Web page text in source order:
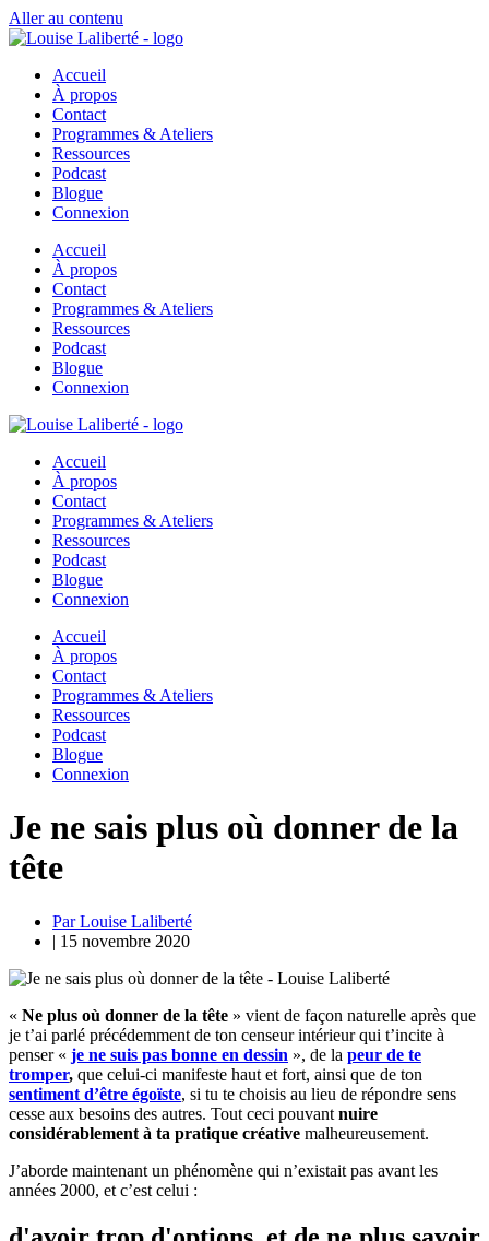
Aller au contenu
Accueil
À propos
Contact
Programmes & Ateliers
Ressources
Podcast
Blogue
Connexion
Accueil
À propos
Contact
Programmes & Ateliers
Ressources
Podcast
Blogue
Connexion
Accueil
À propos
Contact
Programmes & Ateliers
Ressources
Podcast
Blogue
Connexion
Accueil
À propos
Contact
Programmes & Ateliers
Ressources
Podcast
Blogue
Connexion
Je ne sais plus où donner de la
tête
Par Louise Laliberté
| 15 novembre 2020
« Ne plus où donner de la tête » vient de façon naturelle après que
je t’ai parlé précédemment de ton censeur intérieur qui t’incite à
penser « je ne suis pas bonne en dessin », de la peur de te
tromper, que celui-ci manifeste haut et fort, ainsi que de ton
sentiment d’être égoïste, si tu te choisis au lieu de répondre sens
cesse aux besoins des autres. Tout ceci pouvant nuire
considérablement à ta pratique créative malheureusement.
J’aborde maintenant un phénomène qui n’existait pas avant les
années 2000, et c’est celui :